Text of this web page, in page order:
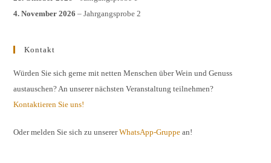
4. November 2026 – Jahrgangsprobe 2
Kontakt
Würden Sie sich gerne mit netten Menschen über Wein und Genuss
austauschen? An unserer nächsten Veranstaltung teilnehmen?
Kontaktieren Sie uns!
Oder melden Sie sich zu unsererWhatsApp-Gruppe an!